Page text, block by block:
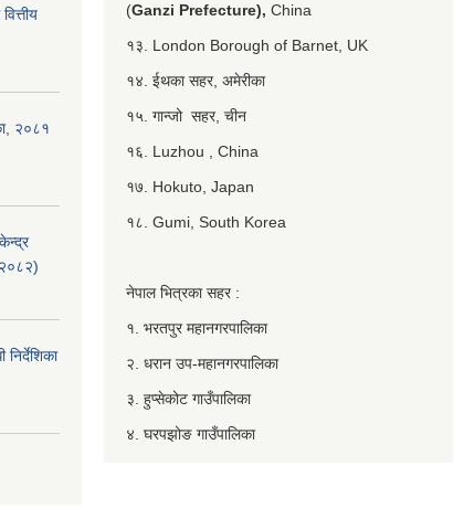
२०८१
निर्देशिका
(Ganzi Prefecture), China
१३. London Borough of Barnet, UK
१४. ईथका सहर, अमेरीका
१५. गान्जो सहर, चीन
१६. Luzhou , China
१७. Hokuto, Japan
१८. Gumi, South Korea
नेपाल भित्रका सहर :
१. भरतपुर महानगरपालिका
२. धरान उप-महानगरपालिका
३. हुप्सेकोट गाउँपालिका
४. घरपझोङ गाउँपालिका